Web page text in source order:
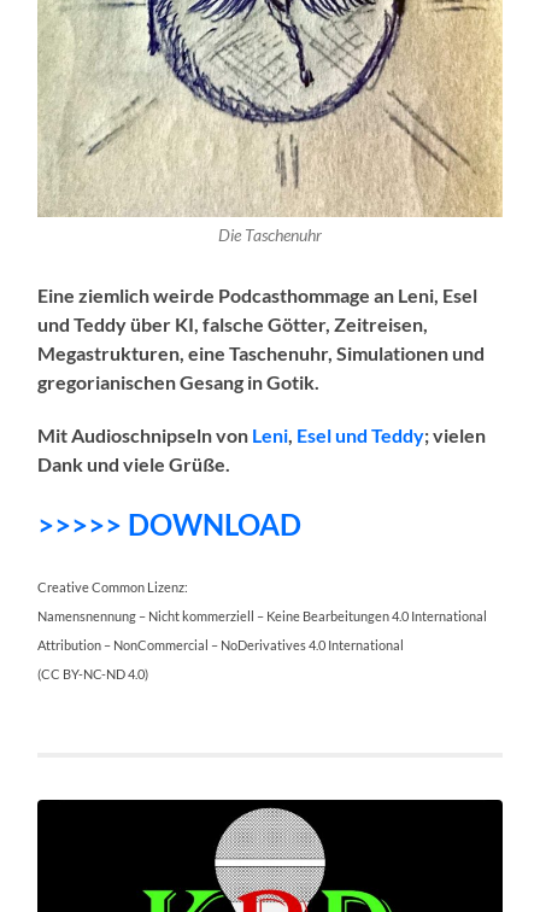
Die Taschenuhr
Eine ziemlich weirde Podcasthommage an Leni, Esel
und Teddy über KI, falsche Götter, Zeitreisen,
Megastrukturen, eine Taschenuhr, Simulationen und
gregorianischen Gesang in Gotik.
Mit Audioschnipseln von Leni, Esel und Teddy; vielen
Dank und viele Grüße.
>>>>> DOWNLOAD
Creative Common Lizenz:
Namensnennung – Nicht kommerziell – Keine Bearbeitungen 4.0 International
Attribution – NonCommercial – NoDerivatives 4.0 International
(CC BY-NC-ND 4.0)